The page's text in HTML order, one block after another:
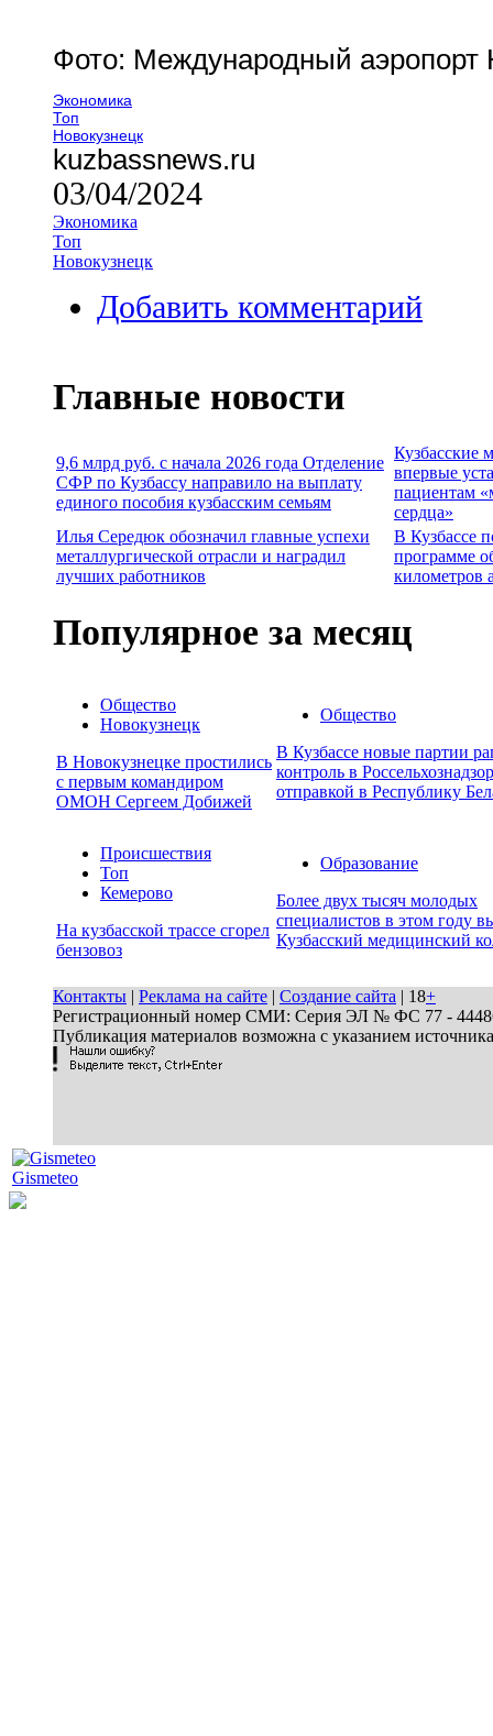
Фото: Международный аэропорт
Экономика
Топ
Новокузнецк
kuzbassnews.ru
03/04/2024
Экономика
Топ
Новокузнецк
Добавить комментарий
Главные новости
9,6 млрд руб. с начала 2026 года Отделение
СФР по Кузбассу направило на выплату
единого пособия кузбасским семьям
Кузбасские
впервые
пациентам
сердца»
Илья Середюк обозначил главные успехи
металлургической отрасли и наградил
лучших работников
В Кузбассе
программе
километров
Популярное за месяц
Общество
Новокузнецк
В Новокузнецке простились
с первым командиром
ОМОН Сергеем Добижей
Общество
В Кузбассе новые партии
контроль в
отправкой в Республику
Происшествия
Топ
Кемерово
На кузбасской трассе сгорел
бензовоз
Образование
Более двух тысяч молодых
специалистов в этом году
Кузбасский медицинский
Контакты | Реклама на сайте | Создание сайта | 18+
Регистрационный номер СМИ: Серия ЭЛ № ФС 77 - 44486
Публикация материалов возможна с указанием
Gismeteo